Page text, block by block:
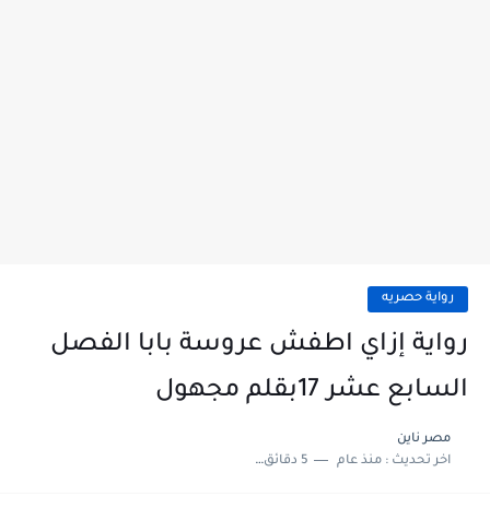
رواية حصريه
رواية إزاي اطفش عروسة بابا الفصل
السابع عشر 17بقلم مجهول
مصر ناين
اخر تحديث :منذ عام 5 دقائق للقراءة